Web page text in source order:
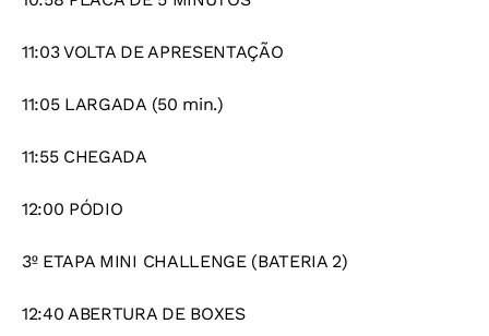
11:03 VOLTA DE APRESENTAÇÃO
11:05 LARGADA (50 min.)
11:55 CHEGADA
12:00 PÓDIO
3º ETAPA MINI CHALLENGE (BATERIA 2)
12:40 ABERTURA DE BOXES